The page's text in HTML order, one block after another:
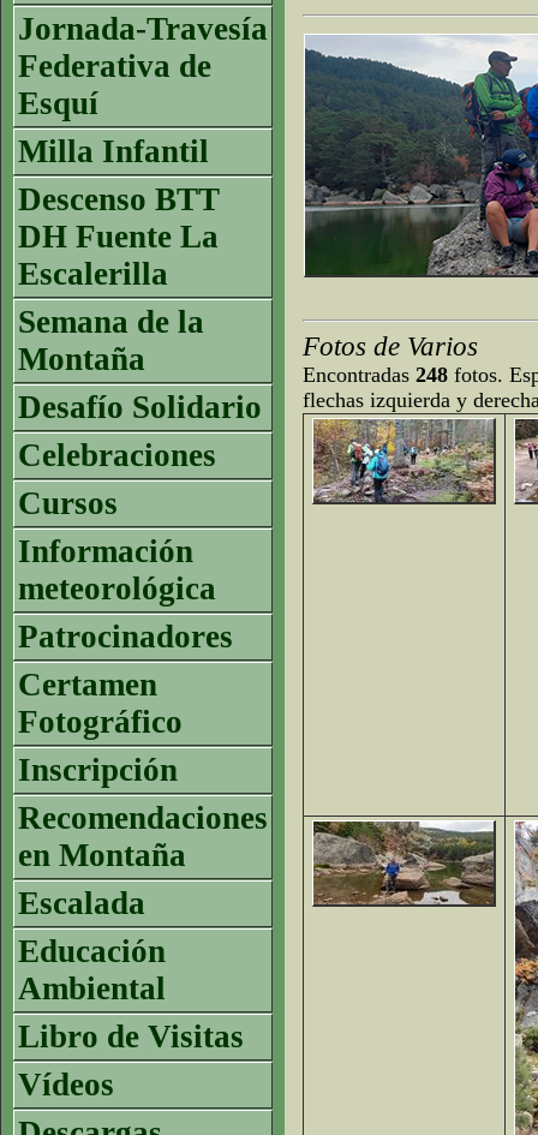
Jornada-Travesía
Federativa de
Esquí
Milla Infantil
Descenso BTT
DH Fuente La
Escalerilla
Semana de la
Montaña
Desafío Solidario
Celebraciones
Cursos
Información
meteorológica
Patrocinadores
Certamen
Fotográfico
Inscripción
Recomendaciones
en Montaña
Escalada
Educación
Ambiental
Libro de Visitas
Vídeos
Fotos de Varios
Encontradas 248 fotos.
flechas izquierda y